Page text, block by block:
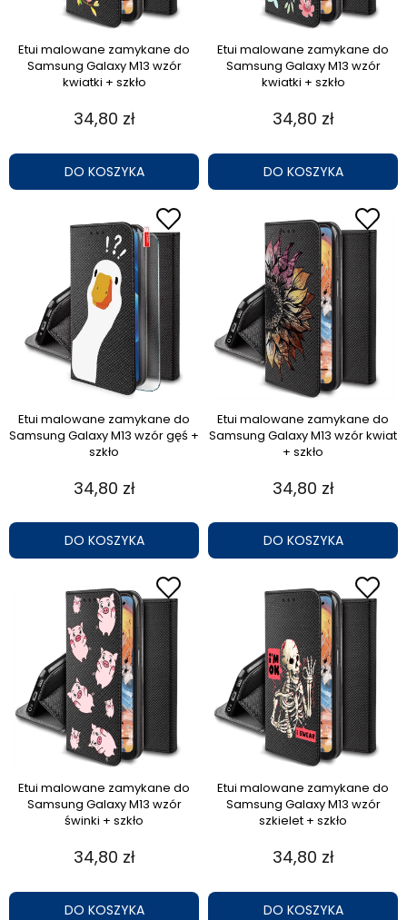
Etui malowane zamykane do
Samsung Galaxy M13 wzór
kwiatki + szkło
34,80 zł
DO KOSZYKA
Etui malowane zamykane do
Samsung Galaxy M13 wzór
kwiatki + szkło
34,80 zł
DO KOSZYKA
Etui malowane zamykane do
Samsung Galaxy M13 wzór gęś +
szkło
34,80 zł
DO KOSZYKA
Etui malowane zamykane do
Samsung Galaxy M13 wzór kwiat
+ szkło
34,80 zł
DO KOSZYKA
Etui malowane zamykane do
Samsung Galaxy M13 wzór
świnki + szkło
34,80 zł
DO KOSZYKA
Etui malowane zamykane do
Samsung Galaxy M13 wzór
szkielet + szkło
34,80 zł
DO KOSZYKA